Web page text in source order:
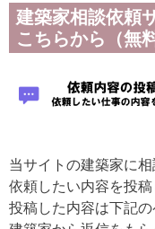
建築家相談依頼
こちらから（無
当サイトの建築家に
依頼したい内容を投稿
投稿した内容は下記